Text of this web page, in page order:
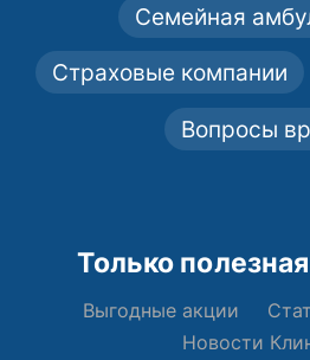
Семейная
Страховые компании
Вопросы
Только
Выгодные акции
Новости